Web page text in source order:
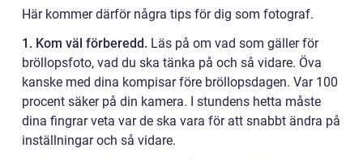
Här kommer därför några tips för dig som fotograf.
1. Kom väl förberedd. Läs på om vad som gäller för
bröllopsfoto, vad du ska tänka på och så vidare. Öva
kanske med dina kompisar före bröllopsdagen. Var 100
procent säker på din kamera. I stundens hetta måste
dina fingrar veta var de ska vara för att snabbt ändra på
inställningar och så vidare.